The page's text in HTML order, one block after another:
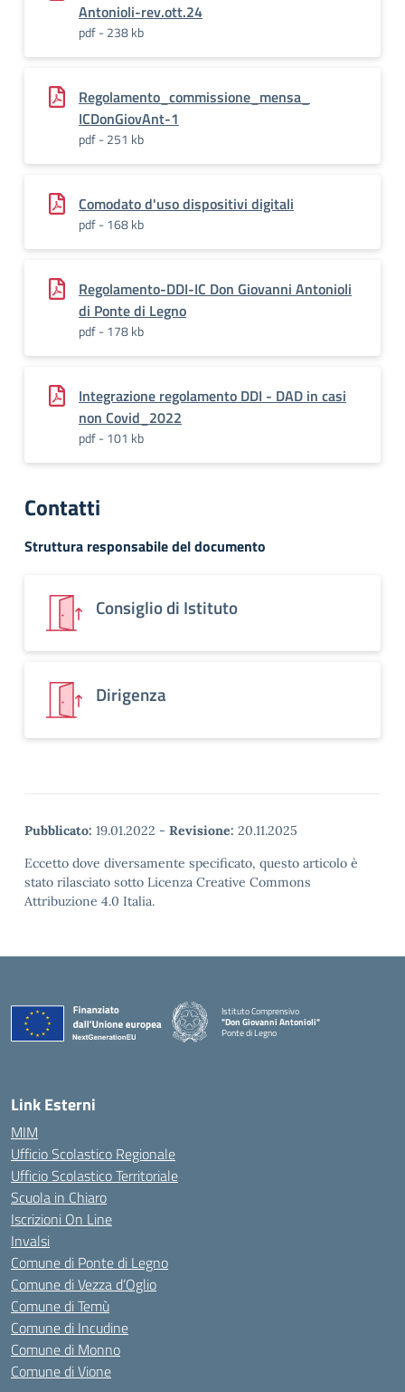
Antonioli-rev.ott.24
pdf - 238 kb
Regolamento_commissione_mensa_
ICDonGiovAnt-1
pdf - 251 kb
Comodato d'uso dispositivi digitali
pdf - 168 kb
Regolamento-DDI-IC Don Giovanni Antonioli
di Ponte di Legno
pdf - 178 kb
Integrazione regolamento DDI - DAD in casi
non Covid_2022
pdf - 101 kb
Contatti
Struttura responsabile del documento
Consiglio di Istituto
Dirigenza
Pubblicato: 19.01.2022 - Revisione: 20.11.2025
Eccetto dove diversamente specificato, questo articolo è
stato rilasciato sotto Licenza Creative Commons
Attribuzione 4.0 Italia.
Istituto Comprensivo
"Don Giovanni Antonioli"
Ponte di Legno
— Visita la pagina iniziale della scuola
Link Esterni
MIM
Ufficio Scolastico Regionale
Ufficio Scolastico Territoriale
Scuola in Chiaro
Iscrizioni On Line
Invalsi
Comune di Ponte di Legno
Comune di Vezza d’Oglio
Comune di Temù
Comune di Incudine
Comune di Monno
Comune di Vione